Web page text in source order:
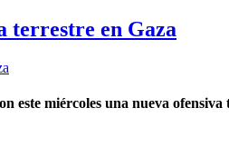
terrestre en Gaza
este miércoles una nueva